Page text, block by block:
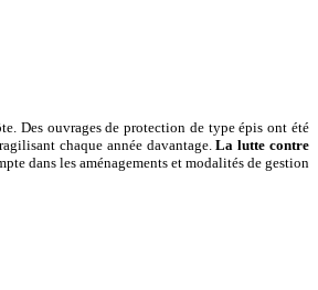
Des ouvrages de protection de type épis ont été
chaque année davantage.La lutte contre
dans les aménagements et modalités de gestion